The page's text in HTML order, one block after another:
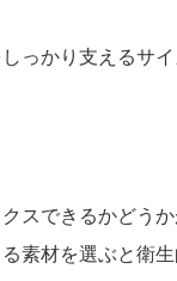
っかり支えるサ
スできるかどう
素材を選ぶと衛生